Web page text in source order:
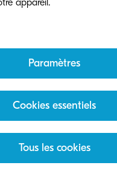
: 0,4 W
retour atelier, KYOCERA
et les développeurs
ou 100 000 pages
au premier des deux
que l’imprimante soit
conformément aux
manuel
Paramètres
Cookies essentiels
Tous les cookies